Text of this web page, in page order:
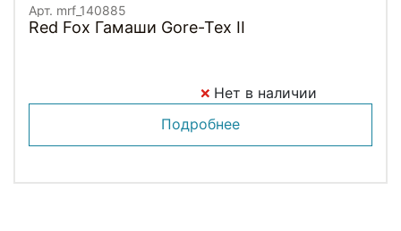
Арт. mrf_140885
Red Fox Гамаши Gore-Tex II
Нет в наличии
Подробнее